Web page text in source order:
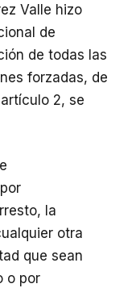
Valle hizo
de
de todas las
forzadas, de
2, se
la
otra
que sean
o por